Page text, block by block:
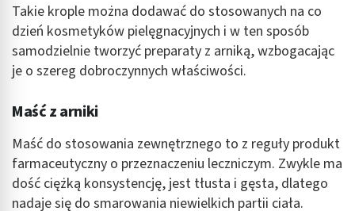
Takie krople można dodawać do stosowanych na co
dzień kosmetyków pielęgnacyjnych i w ten sposób
samodzielnie tworzyć preparaty z arniką, wzbogacając
je o szereg dobroczynnych właściwości.
Maść z arniki
Maść do stosowania zewnętrznego to z reguły produkt
farmaceutyczny o przeznaczeniu leczniczym. Zwykle ma
dość ciężką konsystencję, jest tłusta i gęsta, dlatego
nadaje się do smarowania niewielkich partii ciała.